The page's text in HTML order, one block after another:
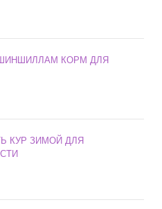
КОРМ ДЛЯ
КУР ЗИМОЙ ДЛЯ